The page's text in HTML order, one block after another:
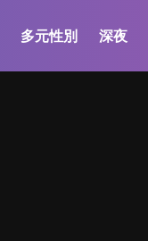
多元性別 深夜